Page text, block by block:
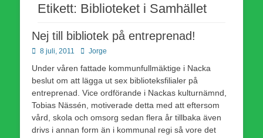
Etikett: Biblioteket i Samhället
Nej till bibliotek på entreprenad!
Publicerad
8 juli, 2011 Författare
Jorge
Under våren fattade kommunfullmäktige i Nacka
beslut om att lägga ut sex biblioteksfilialer på
entreprenad. Vice ordförande i Nackas kulturnämnd,
Tobias Nässén, motiverade detta med att eftersom
vård, skola och omsorg sedan flera år tillbaka även
drivs i annan form än i kommunal regi så vore det